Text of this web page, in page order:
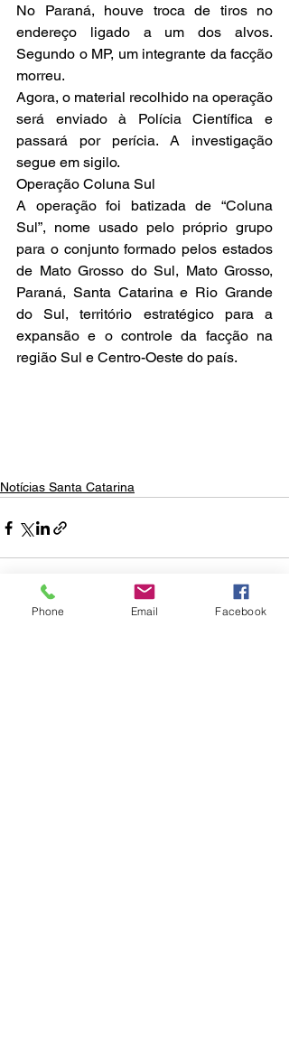
No Paraná, houve troca de tiros no
endereço ligado a um dos alvos.
Segundo o MP, um integrante da facção
morreu.
Agora, o material recolhido na operação
será enviado à Polícia Científica e
passará por perícia. A investigação
segue em sigilo.
Operação Coluna Sul
A operação foi batizada de “Coluna
Sul”, nome usado pelo próprio grupo
para o conjunto formado pelos estados
de Mato Grosso do Sul, Mato Grosso,
Paraná, Santa Catarina e Rio Grande
do Sul, território estratégico para a
expansão e o controle da facção na
região Sul e Centro-Oeste do país.
Notícias Santa Catarina
Phone Email Facebook